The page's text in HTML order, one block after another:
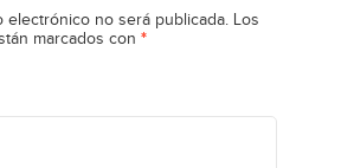
electrónico no será publicada. Los
marcados con *